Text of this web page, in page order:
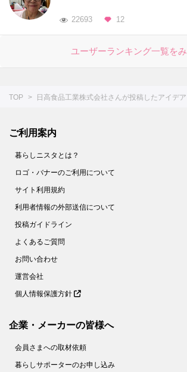
22693 12
ユーザーランキング一覧を
TOP 日高食品工業株式会社さんが投稿したアイデ
ご利用案内
暮らしニスタとは？
ロゴ・バナーのご利用について
サイト利用規約
利用者情報の外部送信について
投稿ガイドライン
よくあるご質問
お問い合わせ
運営会社
個人情報保護方針
企業・メーカーの皆様へ
会員さまへの取材依頼
暮らしサポーターのお申し込み